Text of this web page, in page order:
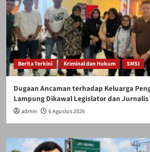
Berita Terkini Kriminal dan Hukum SMSI
Dugaan Ancaman terhadap Keluarga
Lampung Dikawal Legislator dan Jurnalis
admin 6 Agustus 2026